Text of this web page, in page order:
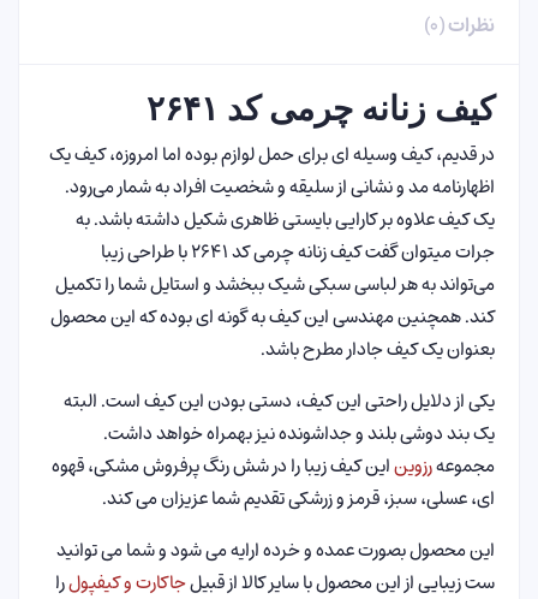
نظرات (۰)
کیف زنانه چرمی کد ۲۶۴۱
در قدیم، کیف‌ وسیله ای برای حمل لوازم بوده‌ اما امروزه، کیف یک
اظهارنامه مد و نشانی از سلیقه و شخصیت افراد به شمار می‌رود.
یک کیف علاوه بر کارایی بایستی ظاهری شکیل داشته باشد. به
جرات میتوان گفت کیف زنانه چرمی کد ۲۶۴۱ با طراحی زیبا
می‌تواند به هر لباسی سبکی شیک ببخشد و استایل شما را تکمیل
کند. همچنین مهندسی این کیف به گونه ای بوده که این محصول
بعنوان یک کیف جادار مطرح باشد.
یکی از دلایل راحتی این کیف، دستی بودن این کیف است. البته
یک بند دوشی بلند و جداشونده نیز بهمراه خواهد داشت.
مجموعهرزویناین کیف زیبا را در شش رنگ پرفروش مشکی، قهوه
ای، عسلی، سبز، قرمز و زرشکی تقدیم شما عزیزان می کند.
این محصول بصورت عمده و خرده ارایه می شود و شما می توانید
ست زیبایی از این محصول با سایر کالا از قبیلجاکارت و کیفپولرا